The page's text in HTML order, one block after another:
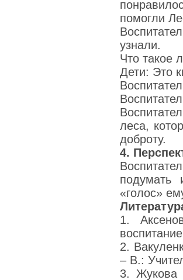
помогли
узнали.
Что такое
Дети: Это
леса,
доброту.
4.
подумать
«голос»
1.
2.
– В.:
3. Жукова